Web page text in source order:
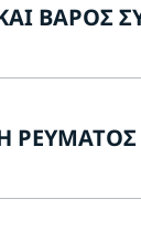
ΒΆΡΟΣ
ΡΕΎΜΑΤΟΣ